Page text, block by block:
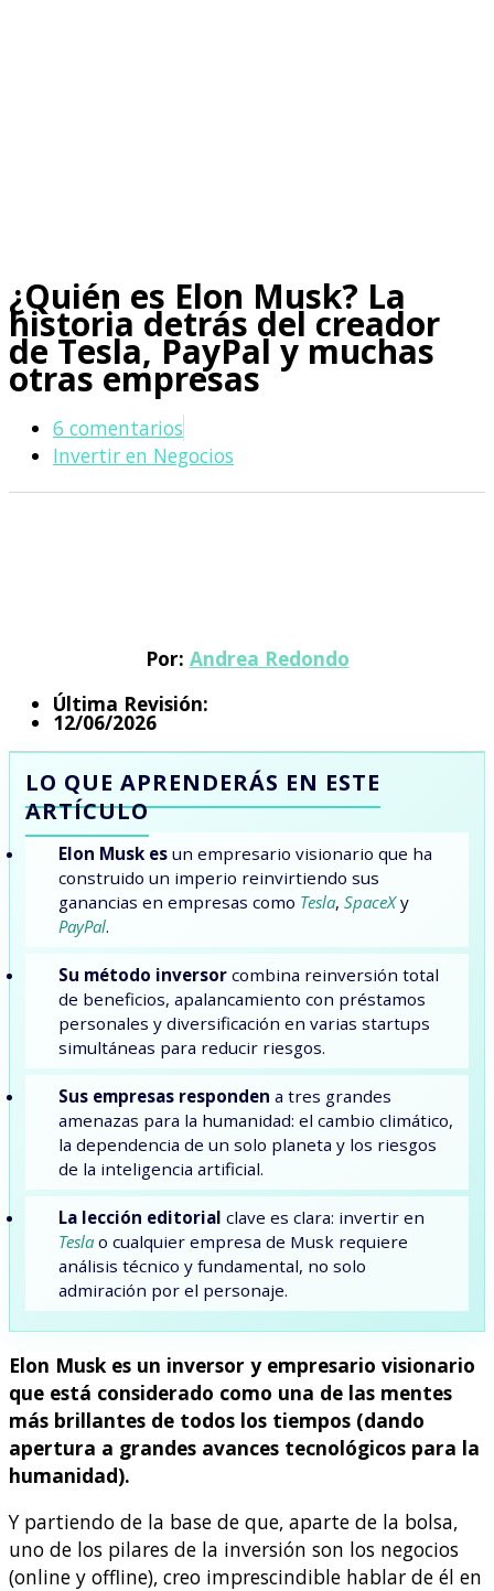
¿Quién es Elon Musk? La
historia detrás del creador
de Tesla, PayPal y muchas
otras empresas
6 comentarios
Invertir en Negocios
Por: Andrea Redondo
Última Revisión:
12/06/2026
LO QUE APRENDERÁS EN ESTE
ARTÍCULO
Elon Musk es un empresario visionario que ha
construido un imperio reinvirtiendo sus
ganancias en empresas como Tesla, SpaceXy
PayPal.
Su método inversor combina reinversión total
de beneficios, apalancamiento con préstamos
personales y diversificación en varias startups
simultáneas para reducir riesgos.
Sus empresas responden a tres grandes
amenazas para la humanidad: el cambio climático,
la dependencia de un solo planeta y los riesgos
de la inteligencia artificial.
La lección editorial clave es clara: invertir en
Tesla o cualquier empresa de Musk requiere
análisis técnico y fundamental, no solo
admiración por el personaje.
Elon Musk es un inversor y empresario visionario
que está considerado como una de las mentes
más brillantes de todos los tiempos (dando
apertura a grandes avances tecnológicos para la
humanidad).
Y partiendo de la base de que, aparte de la bolsa,
uno de los pilares de la inversión son los negocios
(online y offline), creo imprescindible hablar de él en